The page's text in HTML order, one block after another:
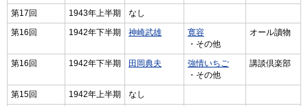
第17回 1943年上半期
なし
第16回
1942年下半期 神崎武雄
寛容
・その他
オール讀物
第16回 1942年下半期 田岡典夫
強情いちご
・その他
講談倶楽部
第15回 1942年上半期
なし